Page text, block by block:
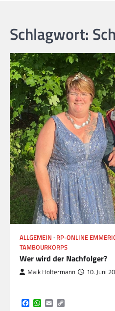
Schlagwort:
ALLGEMEIN RP-ONLINE
TAMBOURKORPS
Wer wird der Nachfolger?
Maik Holtermann 10. Juni
Facebook
WhatsApp
Email